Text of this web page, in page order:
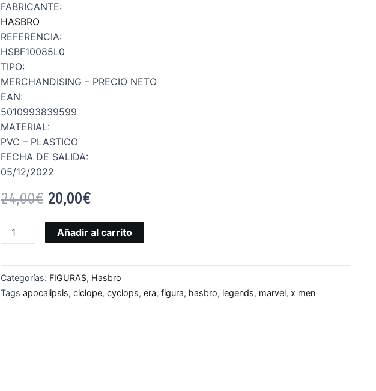
FABRICANTE:
HASBRO
REFERENCIA:
HSBF10085L0
TIPO:
MERCHANDISING – PRECIO NETO
EAN:
5010993839599
MATERIAL:
PVC – PLASTICO
FECHA DE SALIDA:
05/12/2022
24,00€ 20,00€
Añadir al carrito
Categorías: FIGURAS, Hasbro
Tags apocalipsis, ciclope, cyclops, era, figura, hasbro, legends, marvel, x men